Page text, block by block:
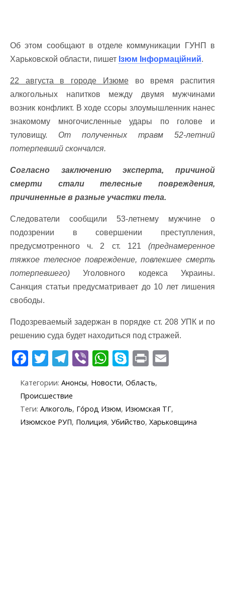
Об этом сообщают в отделе коммуникации ГУНП в
Харьковской области, пишет Ізюм Інформаційний.
22 августа в городе Изюмево время распития
алкогольных напитков между двумя мужчинами
возник конфликт. В ходе ссоры злоумышленник нанес
знакомому многочисленные удары по голове и
туловищу. От полученных травм 52-летний
потерпевший скончался.
Согласно заключению эксперта, причиной
смерти стали телесные повреждения,
причиненные в разные участки тела.
Следователи сообщили 53-летнему мужчине о
подозрении в совершении преступления,
предусмотренного ч. 2 ст. 121 (преднамеренное
тяжкое телесное повреждение, повлекшее смерть
потерпевшего) Уголовного кодекса Украины.
Санкция статьи предусматривает до 10 лет лишения
свободы.
Подозреваемый задержан в порядке ст. 208 УПК и по
решению суда будет находиться под стражей.
F
e
b
o
T
itt
er
T
e
gr
a
Vi
er
W
at
s
A
S
k
y
p
e
Pr
t
l
Категории: Анонсы, Новости, Область,
Происшествие
Теги: Алкоголь, Го́род Изюм, Изюмская ТГ,
Изюмское РУП, Полиция, Убийство, Харьковщина